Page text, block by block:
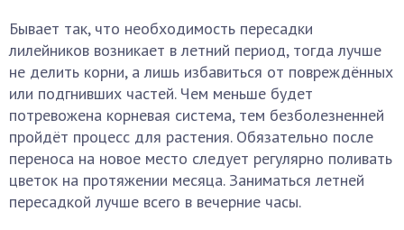
Бывает так, что необходимость пересадки
лилейников возникает в летний период, тогда лучше
не делить корни, а лишь избавиться от повреждённых
или подгнивших частей. Чем меньше будет
потревожена корневая система, тем безболезненней
пройдёт процесс для растения. Обязательно после
переноса на новое место следует регулярно поливать
цветок на протяжении месяца. Заниматься летней
пересадкой лучше всего в вечерние часы.